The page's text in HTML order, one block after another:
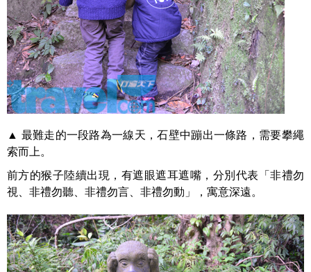
▲ 最難走的一段路為一線天，石壁中蹦出一條路，需要攀繩
索而上。
前方的猴子陸續出現，有遮眼遮耳遮嘴，分別代表「非禮勿
視、非禮勿聽、非禮勿言、非禮勿動」，寓意深遠。